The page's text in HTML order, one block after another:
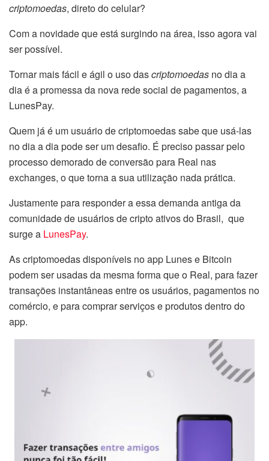
criptomoedas, direto do celular?
Com a novidade que está surgindo na área, isso agora vai
ser possível.
Tornar mais fácil e ágil o uso dascriptomoedas no dia a
dia é a promessa da nova rede social de pagamentos, a
LunesPay.
Quem já é um usuário de criptomoedas sabe que usá-las
no dia a dia pode ser um desafio. É preciso passar pelo
processo demorado de conversão para Real nas
exchanges, o que torna a sua utilização nada prática.
Justamente para responder a essa demanda antiga da
comunidade de usuários de cripto ativos do Brasil, que
surge a LunesPay.
As criptomoedas disponíveis no app Lunes e Bitcoin
podem ser usadas da mesma forma que o Real, para fazer
transações instantâneas entre os usuários, pagamentos no
comércio, e para comprar serviços e produtos dentro do
app.